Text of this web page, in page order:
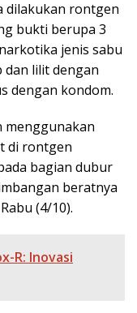
dilakukan rontgen
bukti berupa 3
jenis sabu
lilit dengan
dengan kondom.
menggunakan
di rontgen
bagian dubur
beratnya
(4/10).
R: Inovasi